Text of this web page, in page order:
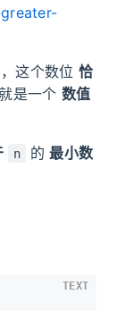
，这个数位恰
是一个 数值
n 的最小数
TEXT